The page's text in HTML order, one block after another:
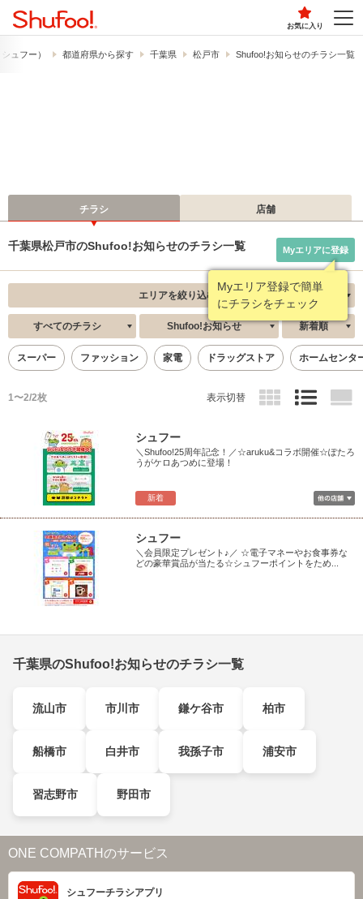
お気に入り
ュフー） 都道府県から探す 千葉県 松戸市 Shufoo!お知らせのチラシ一覧
チラシ 店舗
千葉県松戸市のShufoo!お知らせのチラシ一覧
Myエリア登録で簡単
にチラシをチェック
Myエリアに登録
エリアを絞り込む
すべてのチラシ Shufoo!お知らせ 新着順
スーパー ファッション 家電 ドラッグストア ホームセンタ
1〜2/2枚 表示切替
新着
シュフー
＼Shufoo!25周年記念！／☆aruku&コラボ開催☆ぽたろ
うがケロあつめに登場！
シュフー
＼会員限定プレゼント♪／ ☆電子マネーやお食事券な
どの豪華賞品が当たる☆シュフーポイントをため...
千葉県のShufoo!お知らせのチラシ一覧
流山市 市川市 鎌ケ谷市 柏市
船橋市 白井市 我孫子市 浦安市
習志野市 野田市
ONE COMPATHのサービス
シュフーチラシアプリ